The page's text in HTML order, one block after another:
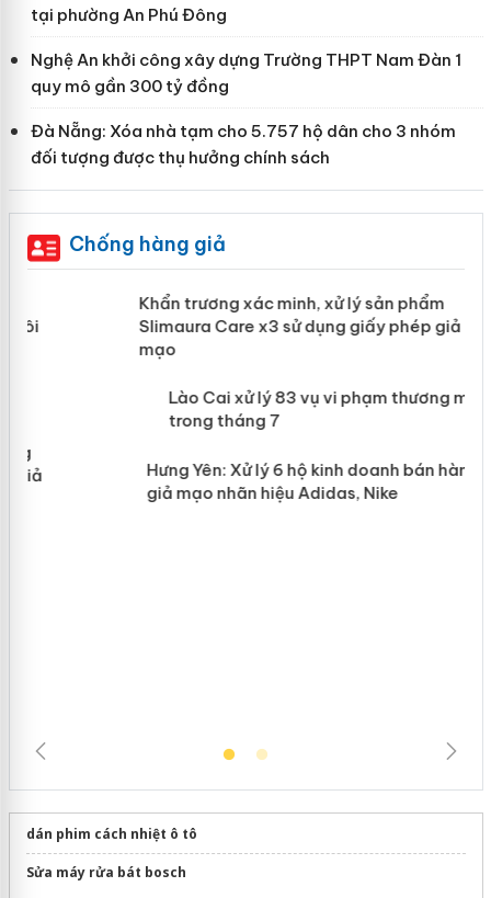
tại phường An Phú Đông
Nghệ An khởi công xây dựng Trường THPT Nam Đàn 1
quy mô gần 300 tỷ đồng
Đà Nẵng: Xóa nhà tạm cho 5.757 hộ dân cho 3 nhóm
đối tượng được thụ hưởng chính sách
Chống hàng giả
Khẩn trương xác minh, xử lý sản phẩm
Slimaura Care x3 sử dụng giấy phép
giả mạo
mại trong tháng 7
dán phim cách nhiệt ô tô
Sửa máy rửa bát bosch